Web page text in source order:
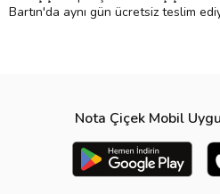
Bartın'da aynı gün ücretsiz teslim
Nota Çiçek Mobil